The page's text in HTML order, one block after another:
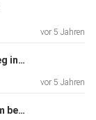
vor 5 Jahren
Die Handwerksbranche auf dem Weg in die Digitalisierung
vor 5 Jahren
Was ist Intrapreneurship und warum bestimmt es die Zukunft der Unternehmen?